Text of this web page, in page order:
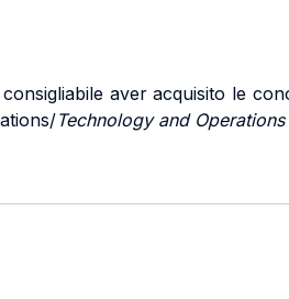
aver acquisito le
Technology and Operations